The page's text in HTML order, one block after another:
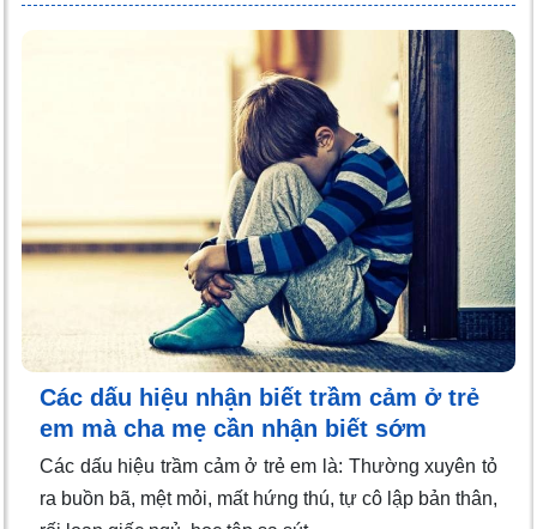
Các dấu hiệu nhận biết trầm cảm ở trẻ
em mà cha mẹ cần nhận biết sớm
Các dấu hiệu trầm cảm ở trẻ em là: Thường xuyên tỏ
ra buồn bã, mệt mỏi, mất hứng thú, tự cô lập bản thân,